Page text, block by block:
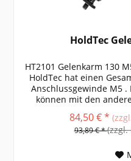
HoldTec
HT2101 Gelenkarm 130
HoldTec hat einen
Anschlussgewinde M5 .
können mit den
84,50 € *
93,89 € *